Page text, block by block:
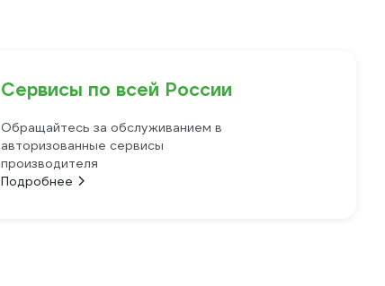
Сервисы по всей России
Обращайтесь за обслуживанием в
авторизованные сервисы
производителя
Подробнее